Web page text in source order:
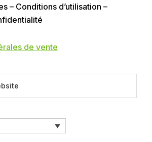
– Conditions d’utilisation –
de vente